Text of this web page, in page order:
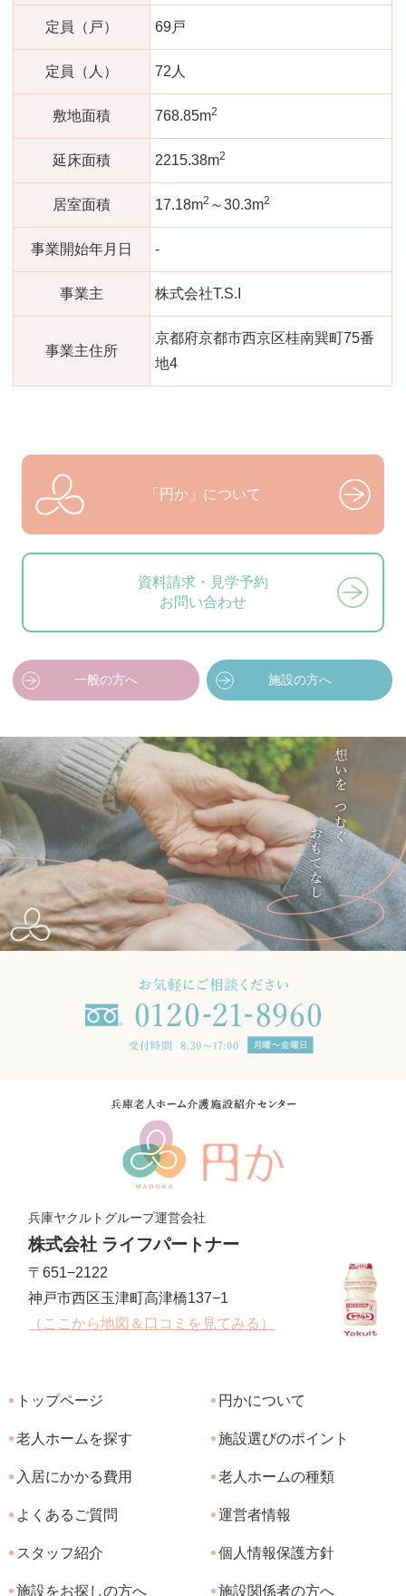
定員（戸） 69戸
定員（人） 72人
敷地面積 768.85m2
延床面積 2215.38m2
居室面積 17.18m2 ～30.3m2
事業開始年月日 -
事業主 株式会社T.S.I
事業主住所
京都府京都市西京区桂南巽町75番
地4
「円か」について
資料請求・見学予約
お問い合わせ
一般の方へ 施設の方へ
兵庫ヤクルトグループ運営会社
株式会社 ライフパートナー
〒651−2122
神戸市西区玉津町高津橋137−1
（ここから地図＆口コミを見てみる）
トップページ 円かについて
老人ホームを探す 施設選びのポイント
入居にかかる費用 老人ホームの種類
よくあるご質問 運営者情報
スタッフ紹介 個人情報保護方針
施設をお探しの方へ 施設関係者の方へ